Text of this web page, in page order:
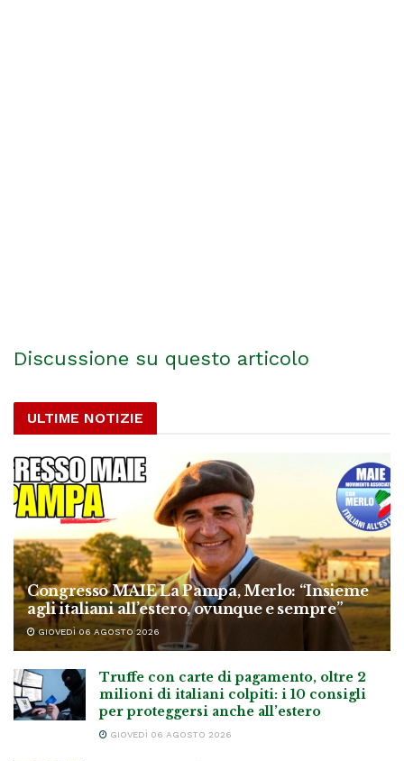
Discussione su questo articolo
ULTIME NOTIZIE
Congresso MAIE La Pampa, Merlo: “Insieme
agli italiani all’estero, ovunque e sempre”
GIOVEDÌ 06 AGOSTO 2026
Truffe con carte di pagamento, oltre 2
milioni di italiani colpiti: i 10 consigli
per proteggersi anche all’estero
GIOVEDÌ 06 AGOSTO 2026